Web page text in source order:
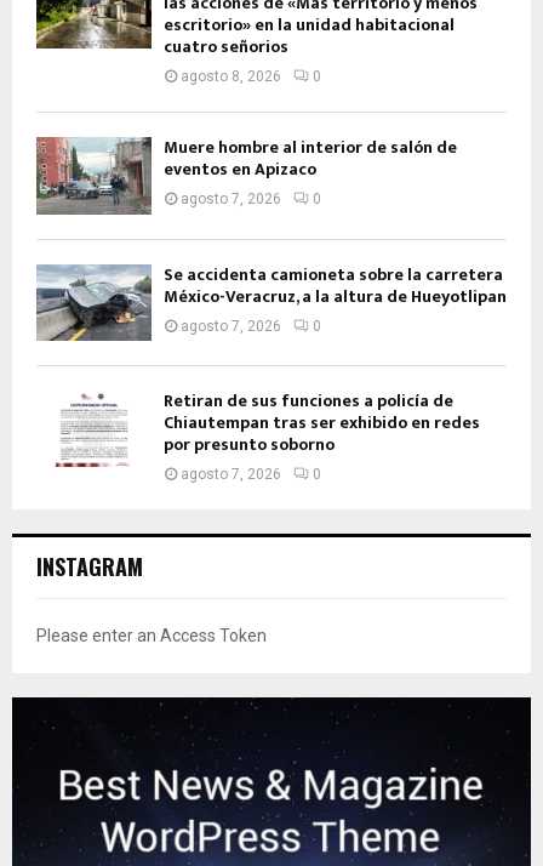
escritorio» en la unidad habitacional
cuatro señorios
agosto 8, 2026 0
Muere hombre al interior de salón de
eventos en Apizaco
agosto 7, 2026 0
Se accidenta camioneta sobre la carretera
México-Veracruz, a la altura de Hueyotlipan
agosto 7, 2026 0
Retiran de sus funciones a policía de
Chiautempan tras ser exhibido en redes
por presunto soborno
agosto 7, 2026 0
INSTAGRAM
Please enter an Access Token